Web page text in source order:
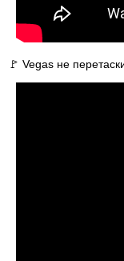
🚩 Vegas не